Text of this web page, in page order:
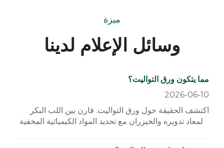
ميزة
وسائل الإعلام لدينا
مما يتكون ورق التواليت؟
2026-06-10
اكتشف الحقيقة حول ورق التواليت. قارن بين اللب البكر
والمعاد تدويره والخيزران مع تحديد المواد الكيميائية المخفية